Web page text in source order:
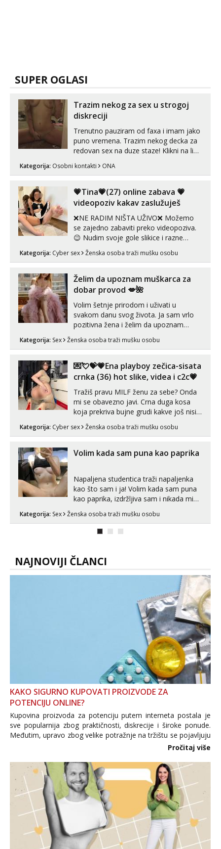
SUPER OGLASI
Trazim nekog za sex u strogoj
diskreciji
Trenutno pauziram od faxa i imam jako
puno vremena. Trazim nekog decka za
redovan sex na duze staze! Klikni na link
Kategorija: Osobni kontakti ONA
💗Tina💗(27) online zabava 💗
videopoziv kakav zaslužuješ
❌NE RADIM NIŠTA UŽIVO❌ Možemo
se zajedno zabaviti preko videopoziva.
😉 Nudim svoje gole slikice i razne
videouradke. 🤩 Za online zabavu pošalji
poruku na Whatsapp, Telegram ili Viber.
autentičnosti možeš me vidjeti na
videopozivu. 😉 S vama sam vec 5 ...
Kategorija: Cyber sex Ženska osoba traži mušku osobu
Želim da upoznam muškarca za
dobar provod 💋🌺
Volim šetnje prirodom i uživati u
svakom danu svog života. Ja sam vrlo
pozitivna žena i želim da upoznam
može i nešto više.💋🌺 Klikni na link
Kategorija: Sex Ženska osoba traži mušku osobu
💌💘💝💗Ena playboy zečica-sisata
crnka (36) hot slike, videa i c2c💗
Tražiš pravu MILF ženu za sebe? Onda
mi se obavezno javi. Crna duga kosa
koja prekriva bujne grudi kakve još nisi
vidio, čista ŠESTICA! A usne? O usnama
bolje da ni ne pričam. Prave pune usne
vjeruj mi, takve još nisi vidio. Uvijek sam
spremna za ONLOINE zabavu...
Kategorija: Cyber sex Ženska osoba traži mušku osobu
Volim kada sam puna kao paprika
Napaljena studentica traži napaljenka
kao što sam i ja! Volim kada sam puna
kao paprika, izdržljiva sam i nikada mi
puta dnevno bilo kad i bilo gdje zato se
javi što prije da me isprobaš Klikni na
Kategorija: Sex Ženska osoba traži mušku osobu
NAJNOVIJI ČLANCI
KAKO SIGURNO KUPOVATI PROIZVODE ZA
POTENCIJU ONLINE?
Kupovina proizvoda za potenciju putem interneta postala je
sve popularnija zbog praktičnosti, diskrecije i široke ponude.
Međutim, upravo zbog velike potražnje na tržištu se pojavljuju
i brojni krivotvoreni proizvodi, nepouzdane internetske
Pročitaj više